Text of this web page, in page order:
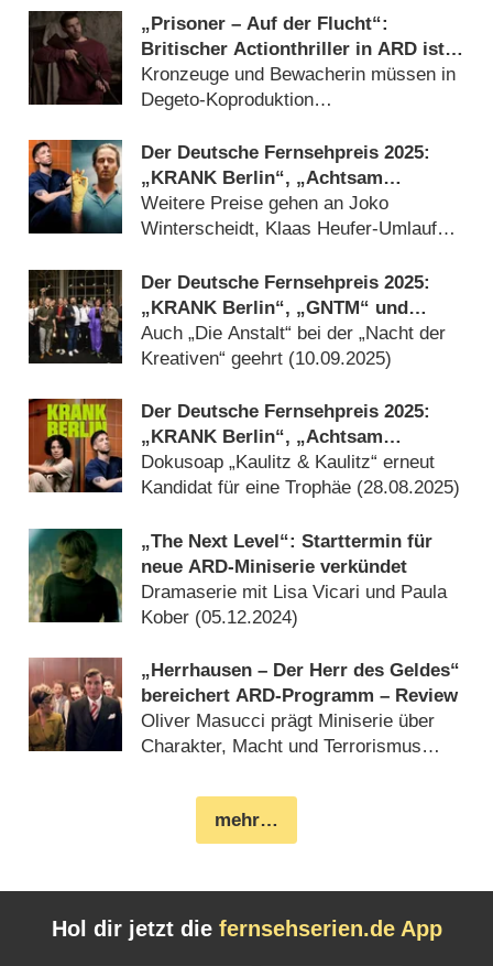
„Prisoner – Auf der Flucht“:
Britischer Actionthriller in ARD ist
an löchriges Drehbuch gekettet –
Review
Kronzeuge und Bewacherin müssen in
Degeto-Koproduktion
rechtzeitig vor Gericht erscheinen
18.06.2026)
Der Deutsche Fernsehpreis 2025:
„KRANK Berlin“, „Achtsam
morden“ und „Kaulitz & Kaulitz“
ausgezeichnet
Weitere Preise gehen an Joko
Winterscheidt, Klaas Heufer-Umlauf
Der Deutsche Fernsehpreis 2025:
„KRANK Berlin“, „GNTM“ und
„Herrhausen“ unter den ersten
Preisträgern
Auch „Die Anstalt“ bei der „Nacht der
Kreativen“ geehrt (10.09.2025)
Der Deutsche Fernsehpreis 2025:
„KRANK Berlin“, „Achtsam
morden“, „Angemessen Angry“,
„Experte für alles“ und „Germany’s
Dokusoap „Kaulitz & Kaulitz“ erneut
Kandidat für eine Trophäe (28.08.2025)
„The Next Level“: Starttermin für
neue ARD-Miniserie verkündet
Dramaserie mit Lisa Vicari und Paula
Kober (05.12.2024)
„Herrhausen – Der Herr des Geldes“
bereichert ARD-Programm – Review
Oliver Masucci prägt Miniserie über
Charakter, Macht und Terrorismus
mehr…
Hol dir jetzt die fernsehserien.de App